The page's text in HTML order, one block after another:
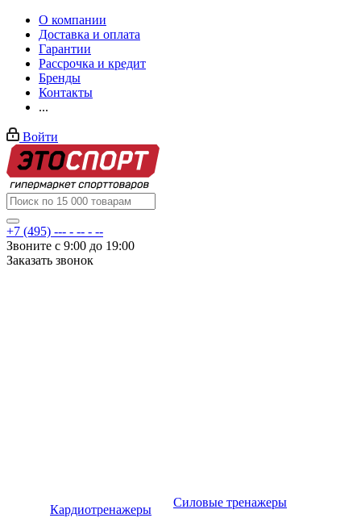
О компании
Доставка и оплата
Гарантии
Рассрочка и кредит
Бренды
Контакты
...
Войти
+7 (495) --- - -- - --
Звоните с 9:00 до 19:00
Заказать звонок
Кардиотренажеры
Силовые тренажеры